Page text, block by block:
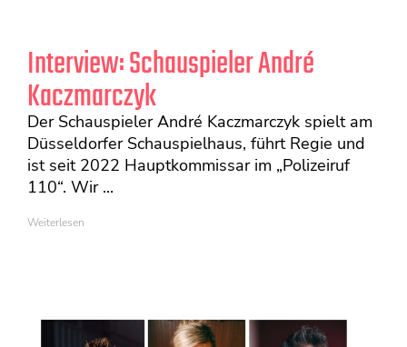
Interview: Schauspieler André
Kaczmarczyk
Der Schauspieler André Kaczmarczyk spielt am
Düsseldorfer Schauspielhaus, führt Regie und
ist seit 2022 Hauptkommissar im „Polizeiruf
110“. Wir ...
Weiterlesen